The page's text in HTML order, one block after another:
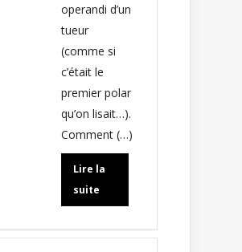
operandi d’un
tueur
(comme si
c’était le
premier polar
qu’on lisait…).
Comment (…)
Lire la
suite